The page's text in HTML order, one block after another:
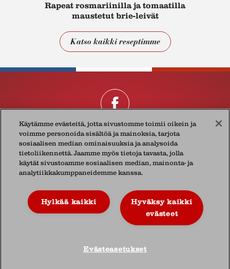
Rapeat rosmariinilla ja tomaatilla
maustetut brie-leivät
Katso kaikki reseptimme
Présidentistä Tietosuojakäytännöistämme Yhteystiedot
© 2026 Lactalis Finland Oy
Suomi
+358 207 514 620
Käytämme evästeitä, jotta sivustomme toimii oikein ja
voimme personoida sisältöä ja mainoksia, tarjota
sosiaalisen median ominaisuuksia ja analysoida
tietoliikennettä. Jaamme myös tietoja tavasta, jolla
käytät sivustoamme sosiaalisen median, mainonta- ja
analytiikkakumppaneidemme kanssa.
Hyväksy kaikki
evästeet
Hylkää kaikki
Evästeasetukset